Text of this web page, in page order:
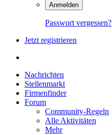
Anmelden
Passwort vergessen?
Jetzt registrieren
Nachrichten
Stellenmarkt
Firmenfinder
Forum
Community-Regeln
Alle Aktivitäten
Mehr